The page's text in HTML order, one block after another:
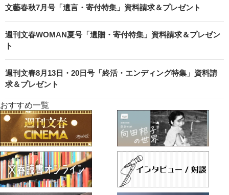
文藝春秋7月号「遺言・寄付特集」資料請求＆プレゼント
週刊文春WOMAN夏号「遺贈・寄付特集」資料請求＆プレゼン
ト
週刊文春8月13日・20日号「終活・エンディング特集」資料請
求＆プレゼント
おすすめ一覧